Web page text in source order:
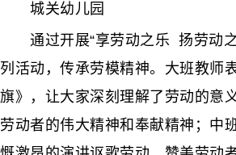
城关幼儿园
通过开展“享劳动之乐 扬劳动之
列活动，传承劳模精神。大班教师
旗》，让大家深刻理解了劳动的意
劳动者的伟大精神和奉献精神；中